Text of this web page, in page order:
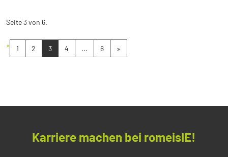
Seite 3 von 6.
« 1 2 3 4 ... 6 »
Karriere machen bei romeisIE!